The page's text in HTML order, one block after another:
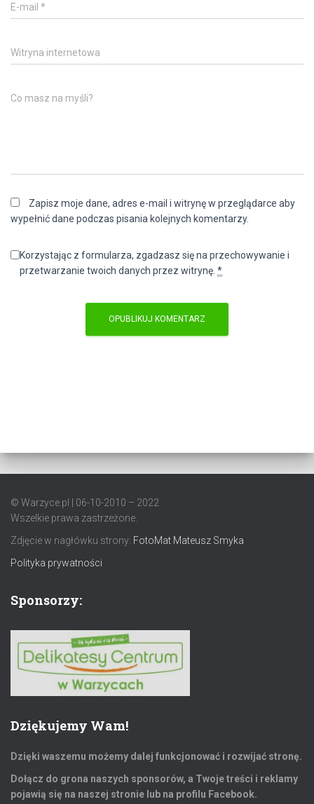
E-mail *
Witryna internetowa
Co masz na myśli?
Zapisz moje dane, adres e-mail i witrynę w przeglądarce aby
wypełnić dane podczas pisania kolejnych komentarzy.
Korzystając z formularza, zgadzasz się na przechowywanie i
przetwarzanie twoich danych przez witrynę. *
© Warzyce.pl | 06-10-2010 – 2022
Wszelkie prawa zastrzeżone.
Zdjęcie w nagłówku strony: FotoMat Mateusz Smyka
Polityka prywatności
Sponsorzy:
Dziękujemy Wam!
Dzięki waszemu możemy dalej funkcjonować i rozwijać stronę.
Dołącz do grona naszych sponsorów, a Twoje treści i reklamy
pojawią się na naszej stronie lub na profilu Facebook.